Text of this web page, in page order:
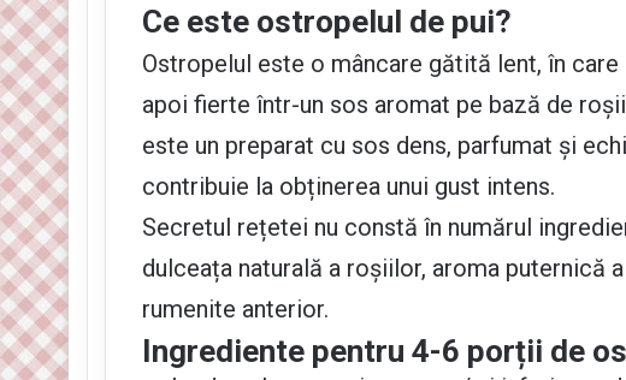
Ce este ostropelul de pui?
Ostropelul este o mâncare gătită lent, în
apoi fierte într-un sos aromat pe bază de
este un preparat cu sos dens, parfumat și
contribuie la obținerea unui gust intens.
Secretul rețetei nu constă în numărul
dulceața naturală a roșiilor, aroma puternică
rumenite anterior.
Ingrediente pentru 4-6 porții de